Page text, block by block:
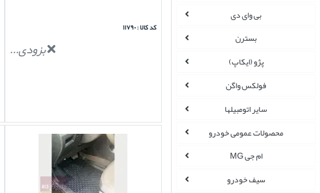
بی وای دی
بسترن
پژو (ایکاپ)
فولکس واگن
سایر اتومبیلها
محصولات عمومی خودرو
ام جی MG
سیف خودرو
کد کالا : ۱۱۷۹۰
بزودی...